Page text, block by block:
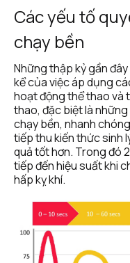
Các yếu tố
chạy bền
Những thập kỷ gần
kể của việc áp dụng
hoạt động thể thao và
thao, đặc biệt là
chạy bền, nhanh
tiếp thu kiến ​​thức sinh
quả tốt hơn. Trong đó
tiếp đến hiệu suất khi
hấp kỵ khí.